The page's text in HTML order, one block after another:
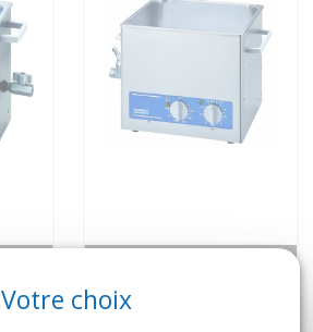
BANDELIN
Votre choix